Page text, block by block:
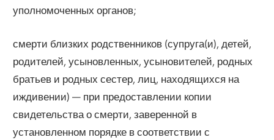
уполномоченных органов;
смерти близких родственников (супруга(и), детей,
родителей, усыновленных, усыновителей, родных
братьев и родных сестер, лиц, находящихся на
иждивении) — при предоставлении копии
свидетельства о смерти, заверенной в
установленном порядке в соответствии с